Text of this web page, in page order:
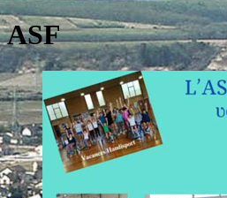
ASF